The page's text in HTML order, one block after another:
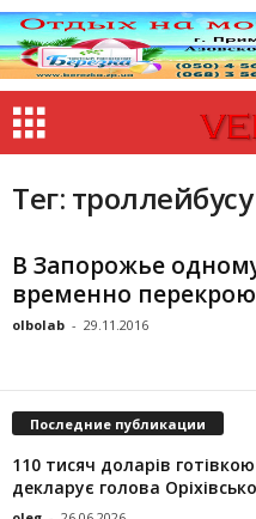
Тег:
В Запорожье
временно
olbolab - 29.11.2016
Последние публикации
110 тисяч доларів
декларує голова